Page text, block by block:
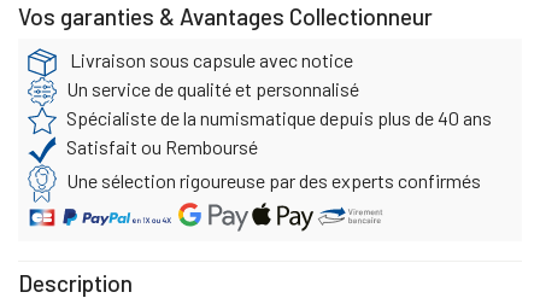
Vos garanties & Avantages Collectionneur
Livraison sous capsule avec notice
Un service de qualité et personnalisé
Spécialiste de la numismatique depuis plus de 40 ans
Satisfait ou Remboursé
Une sélection rigoureuse par des experts confirmés
Description